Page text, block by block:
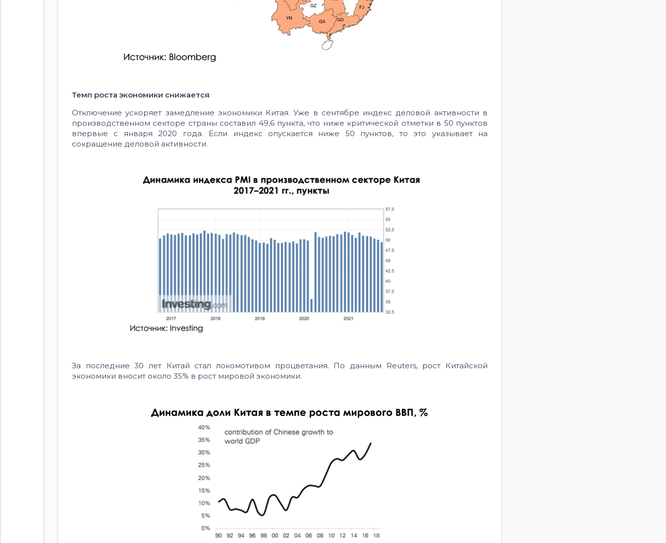
Темп роста экономики снижается
Отключение ускоряет замедление экономики Китая. Уже в сентябре индекс деловой активности в
производственном секторе страны составил 49,6 пункта, что ниже критической отметки в 50 пунктов
впервые с января 2020 года. Если индекс опускается ниже 50 пунктов, то это указывает на
сокращение деловой активности.
За последние 30 лет Китай стал локомотивом процветания. По данным Reuters, рост Китайской
экономики вносит около 35% в рост мировой экономики.